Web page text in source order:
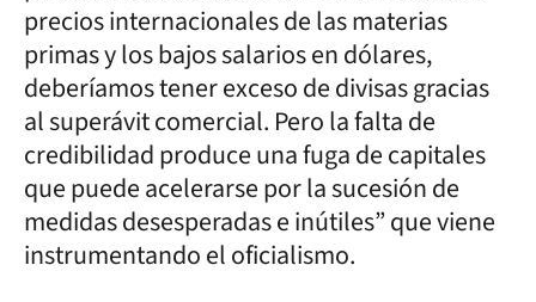
precios internacionales de las materias
primas y los bajos salarios en dólares,
deberíamos tener exceso de divisas gracias
al superávit comercial. Pero la falta de
credibilidad produce una fuga de capitales
que puede acelerarse por la sucesión de
medidas desesperadas e inútiles” que viene
instrumentando el oficialismo.